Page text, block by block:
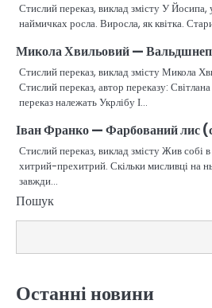
Стислий переказ, виклад змісту У Йосипа,
наймичках росла. Виросла, як квітка.
Микола Хвильовий —
Стислий переказ, виклад змісту Микола
Стислий переказ, автор переказу:
переказ належать Укрлібу І…
Іван Франко — Фарбований лис
Стислий переказ, виклад змісту Жив собі
хитрий-прехитрий. Скільки мисливці на
завжди…
Пошук
Останні новини